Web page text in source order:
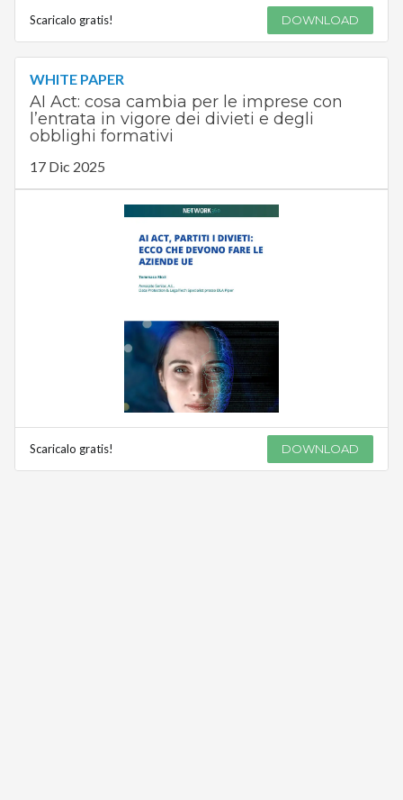
Scaricalo gratis! DOWNLOAD
WHITE PAPER
AI Act: cosa cambia per le imprese con
l’entrata in vigore dei divieti e degli
obblighi formativi
17 Dic 2025
Scaricalo gratis! DOWNLOAD